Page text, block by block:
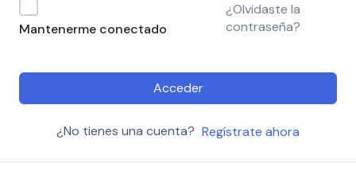
Mantenerme conectado
¿Olvidaste la
contraseña?
Acceder
¿No tienes una cuenta? Regístrate ahora